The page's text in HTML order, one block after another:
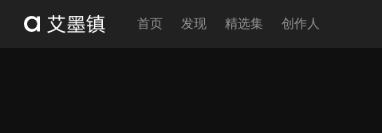
首页 发现 精选集 创作人